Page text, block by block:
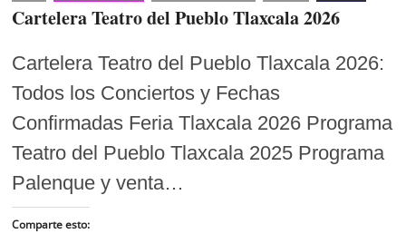
Cartelera Teatro del Pueblo Tlaxcala 2026
Cartelera Teatro del Pueblo Tlaxcala 2026:
Todos los Conciertos y Fechas
Confirmadas Feria Tlaxcala 2026 Programa
Teatro del Pueblo Tlaxcala 2025 Programa
Palenque y venta…
Comparte esto: